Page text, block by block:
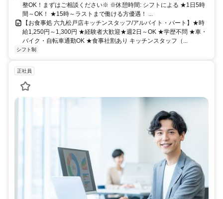
整OK！まずはご相談ください※ ※休憩時間: シフトによる ★1日5時
間～OK！ ★15時～ラストまで働ける方優遇！ ...
【お食事処 六九松戸店キッチンスタッフ/アルバイト・パート】★時
給1,250円～1,300円 ★経験者大歓迎★週2日～OK ★学歴不問 ★車・
バイク・自転車通勤OK ★食事社割あり キッチンスタッフ（...
シフト制
正社員